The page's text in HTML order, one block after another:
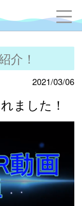
介！
2021/03/06
ました！